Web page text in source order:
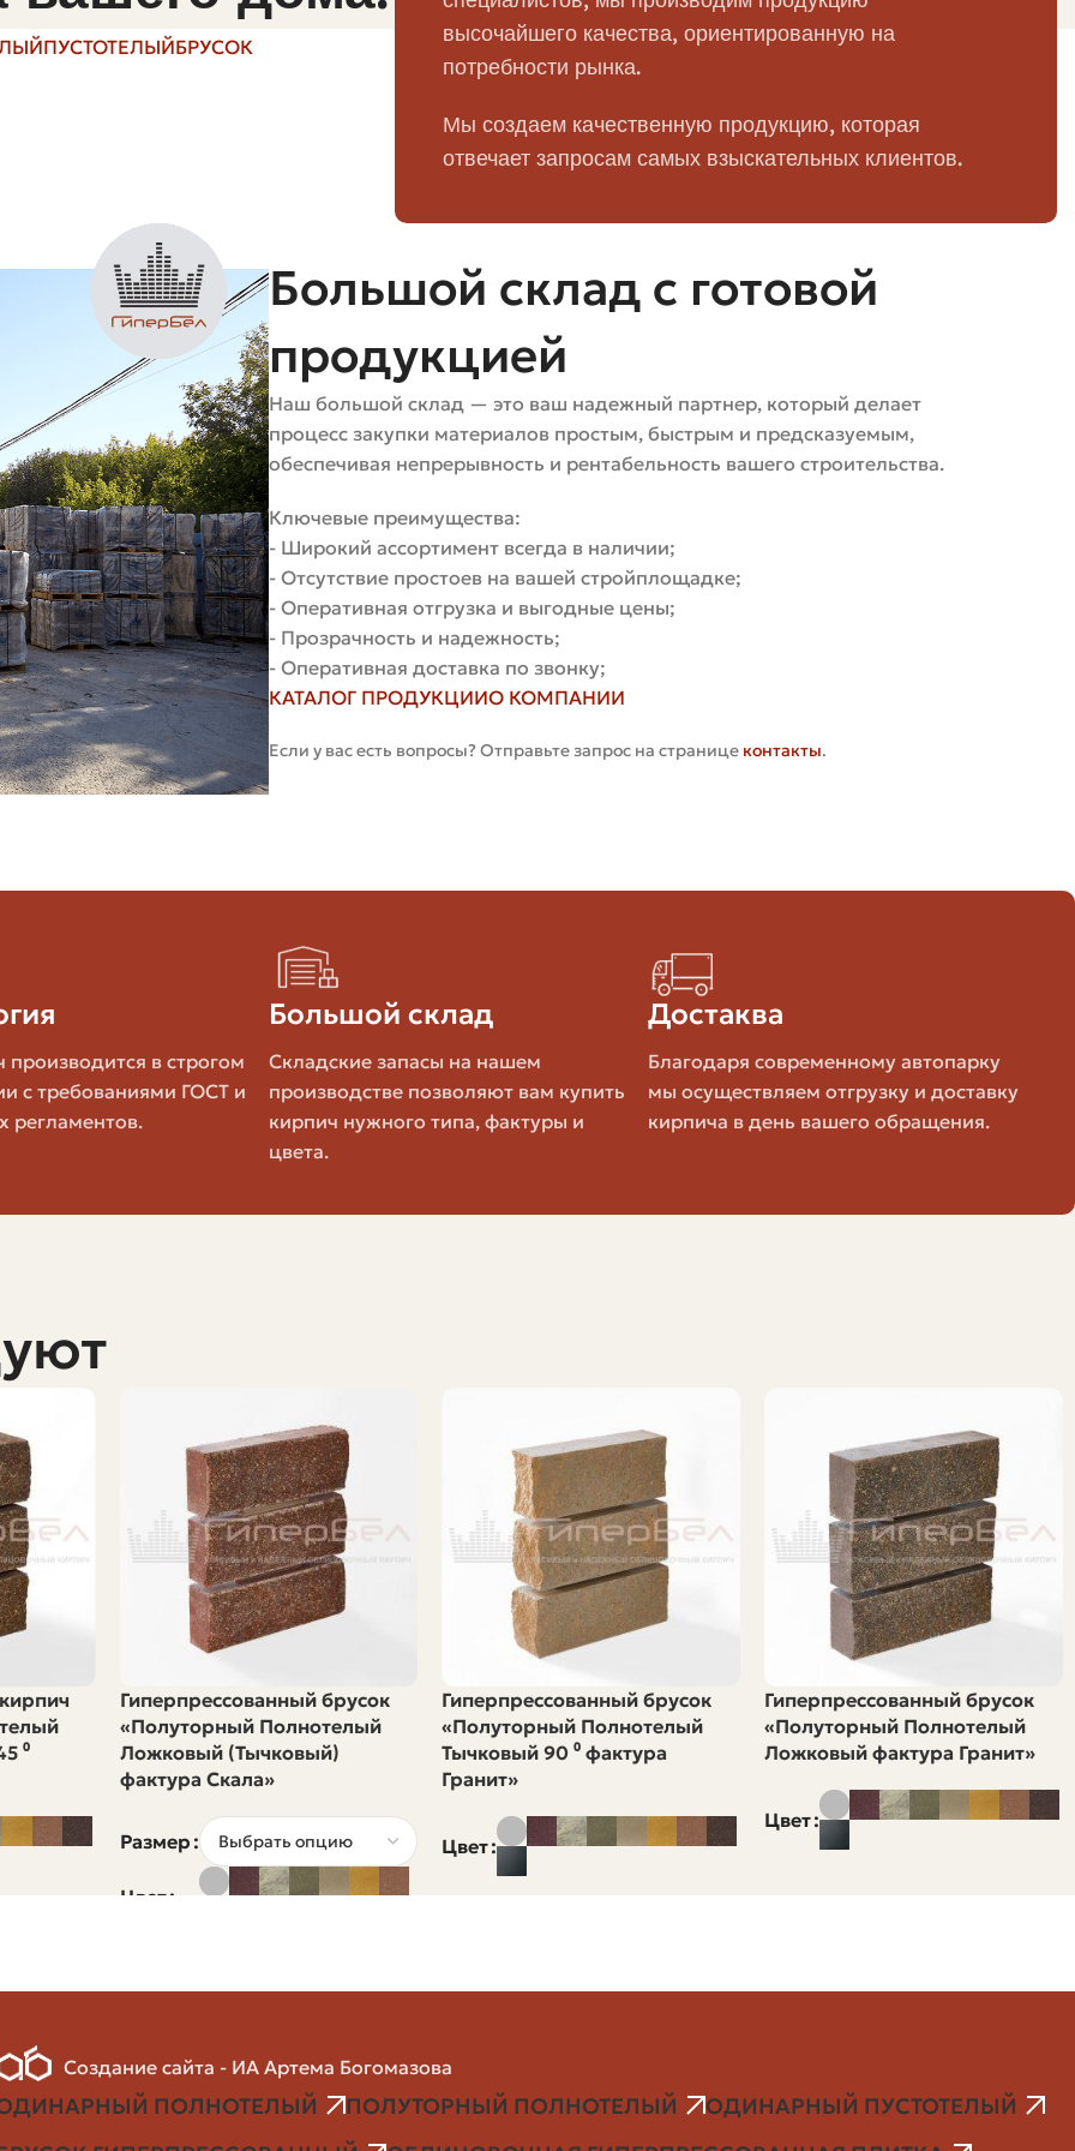
доступная цена
керамикой, заметная водопроницаемость
печей, печей
Разнообразие цветов и
Чувствителен к царапинам у некоторых
кирпич лучше применять.
внутри и снаружи здания.
несёт нагрузку, но защищает и украшает фасад.
где нужна высокая температура эксплуатации.
для наружных стен.
способа кладки. В России и соседних странах традиционными считаются три формата: одинарный,
Применение
каталогов производителей. При покупке уточняйте фактические габариты, особенно если важна
уменьшает массу и теплопроводность изделия, но требует внимательного подхода к прочности и
вашего проекта. Ниже — перечень ключевых характеристик и их смысл.
Чем выше число, тем выше сжатие, которое может выдержать кирпич. Для несущих наружных стен
примерно M150–M200, а для фундаментов и серьёзных нагрузок выбирают M200 и выше. Для
но опыт показывает — упрочнение материала всегда даёт запас по безопасности.
и оттаивания способен выдержать кирпич без существенного ухудшения. Обозначается как F50, F100 и
суровых условиях стоит ориентироваться на F200 и выше, особенно если кирпич будет постоянно влажным.
Чем ниже, тем лучше для фасадов в климате с частыми дождями и талой водой. Клинкер отличается
несущих стен, облицовки или печного комплекса. Ниже — конкретный план выбора.
ПУСТОТЕЛЫЙБРУСОК
высочайшего качества, ориентированную на
потребности рынка.
Мы создаем качественную продукцию, которая
отвечает запросам самых взыскательных клиентов.
Большой склад с готовой
продукцией
Наш большой склад — это ваш надежный партнер, который делает
процесс закупки материалов простым, быстрым и предсказуемым,
обеспечивая непрерывность и рентабельность вашего строительства.
Ключевые преимущества:
- Широкий ассортимент всегда в наличии;
- Отсутствие простоев на вашей стройплощадке;
- Оперативная отгрузка и выгодные цены;
- Прозрачность и надежность;
- Оперативная доставка по звонку;
КАТАЛОГ ПРОДУКЦИИО КОМПАНИИ
Если у вас есть вопросы? Отправьте запрос на странице контакты.
в строгом
с требованиями ГОСТ и
регламентов.
Большой склад
Складские запасы на нашем
производстве позволяют вам купить
кирпич нужного типа, фактуры и
цвета.
Достаква
Благодаря современному автопарку
мы осуществляем отгрузку и доставку
кирпича в день вашего обращения.
⁰
Гиперпрессованный брусок
«Полуторный Полнотелый
Ложковый (Тычковый)
фактура Скала»
Размер
Цвет
Гиперпрессованный брусок
«Полуторный Полнотелый
Тычковый 90 ⁰ фактура
Гранит»
Цвет
Гиперпрессованный брусок
«Полуторный Полнотелый
Ложковый фактура Гранит»
Цвет
Создание сайта - ИА Артема Богомазова
ПОЛНОТЕЛЫЙ ПОЛУТОРНЫЙ ПОЛНОТЕЛЫЙ
ОДИНАРНЫЙ ПУСТОТЕЛЫЙ